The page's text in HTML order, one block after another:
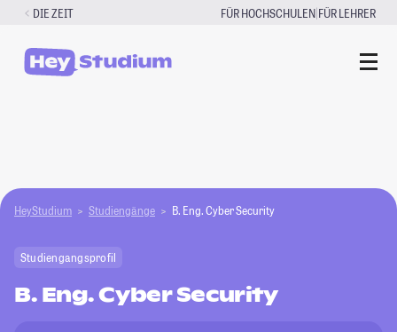
Zum
springen
DIE ZEIT FÜR HOCHSCHULEN|FÜR LEHRER
HeyStudium Studiengänge B. Eng. Cyber Security
Studiengangsprofil
B. Eng. Cyber Security